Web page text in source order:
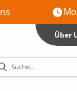
Über